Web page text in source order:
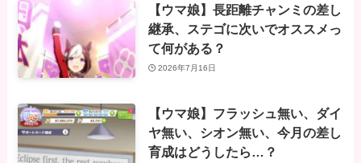
【ウマ娘】長距離チャンミの差し
継承、ステゴに次いでオススメっ
て何がある？
2026年7月16日
【ウマ娘】フラッシュ無い、ダイ
ヤ無い、シオン無い、今月の差し
育成はどうしたら…？